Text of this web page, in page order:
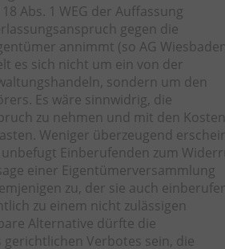
Abs. 1 WEG der Auffassung
gegen die
annimmt (so AG
es sich nicht um ein von der
sondern um den
Es wäre sinnwidrig, die
zu nehmen und mit den Kosten
Weniger überzeugend
Einberufenden zum
einer Eigentümerversammlung
zu, der sie auch
zu einem nicht zulässigen
Alternative dürfte die
Verbotes sein, die